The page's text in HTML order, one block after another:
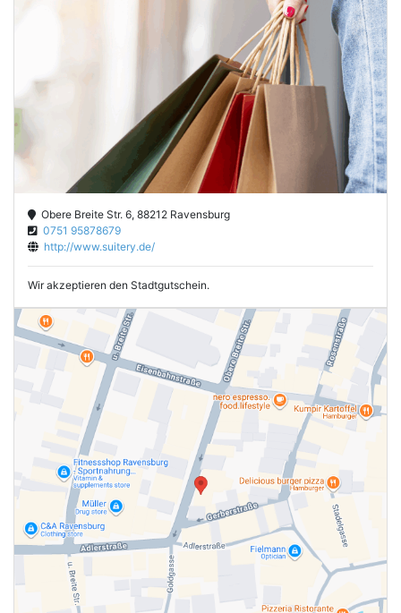
Obere Breite Str. 6, 88212 Ravensburg
0751 95878679
http://www.suitery.de/
Wir akzeptieren den Stadtgutschein.